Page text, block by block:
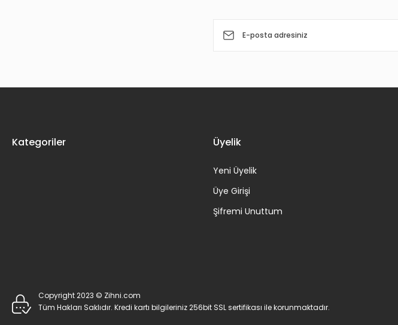
Kategoriler Üyelik
Yeni Üyelik
Üye Girişi
Şifremi Unuttum
Copyright 2023 © Zihni.com
Tüm Hakları Saklıdır. Kredi kartı bilgileriniz 256bit SSL sertifikası ile korunmaktadır.